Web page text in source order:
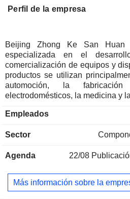
Perfil de la empresa
Beijing Zhong Ke San Huan
especializada en el
comercialización de equipos y
productos se utilizan
automoción, la
electrodomésticos, la medicina y
Empleados
Sector
Agenda 22/08
Más información sobre la